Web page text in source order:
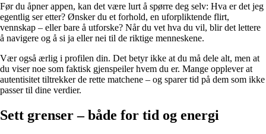
Før du åpner appen, kan det være lurt å spørre deg selv: Hva er det jeg
egentlig ser etter? Ønsker du et forhold, en uforpliktende flirt,
vennskap – eller bare å utforske? Når du vet hva du vil, blir det lettere
å navigere og å si ja eller nei til de riktige menneskene.
Vær også ærlig i profilen din. Det betyr ikke at du må dele alt, men at
du viser noe som faktisk gjenspeiler hvem du er. Mange opplever at
autentisitet tiltrekker de rette matchene – og sparer tid på dem som ikke
passer til dine verdier.
Sett grenser – både for tid og energi